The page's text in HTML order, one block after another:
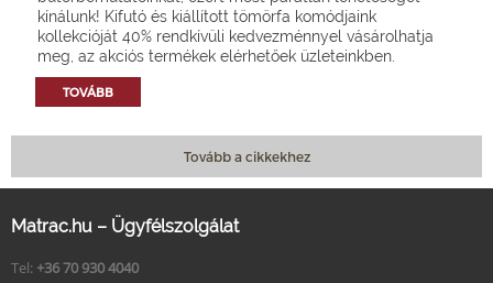
kínálunk! Kifutó és kiállított tömörfa komódjaink
kollekcióját 40% rendkívüli kedvezménnyel vásárolhatja
meg, az akciós termékek elérhetőek üzleteinkben.
TOVÁBB
Tovább a cikkekhez
Matrac.hu – Ügyfélszolgálat
Tel: +36 70 930 4040